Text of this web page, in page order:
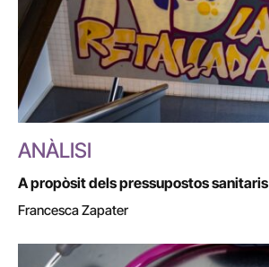
ANÀLISI
A propòsit dels pressupostos sanitaris
Francesca Zapater